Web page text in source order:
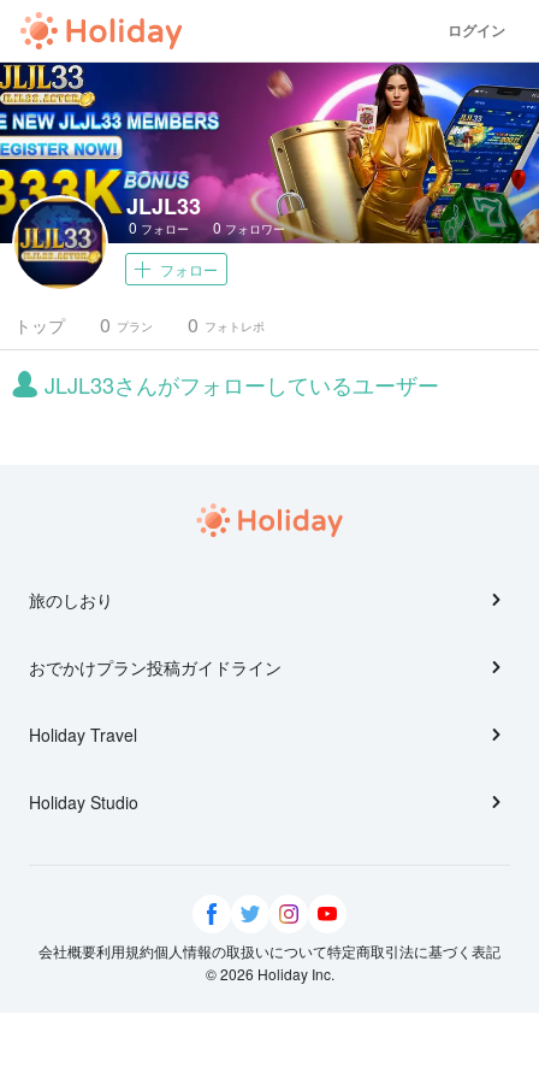
ログイン
JLJL33
0 フォロー 0 フォロワー
フォロー
トップ プラン
0 フォトレポ
0
JLJL33さんがフォローしているユーザー
旅のしおり
おでかけプラン投稿ガイドライン
Holiday Travel
Holiday Studio
会社概要利用規約個人情報の取扱いについて特定商取引法に基づく表記
© 2026 Holiday Inc.